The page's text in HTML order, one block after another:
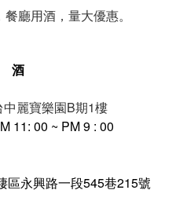
餐廳用酒，量大優惠。
酒
中麗寶樂園B期1樓
11: 00 ~ PM 9 : 00
區永興路一段545巷215號